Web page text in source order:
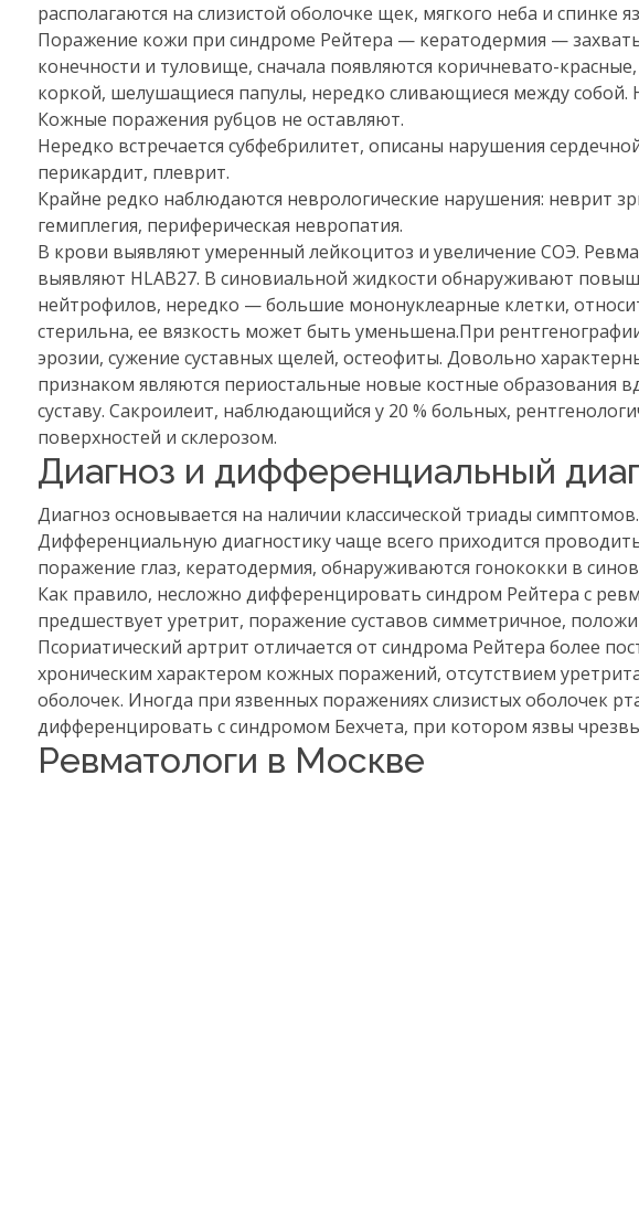
располагаются на слизистой оболочке щек, мягкого неба и спинке
Поражение кожи при синдроме Рейтера — кератодермия —
конечности и туловище, сначала появляются коричневато-
коркой, шелушащиеся папулы, нередко сливающиеся между
Кожные поражения рубцов не оставляют.
Нередко встречается субфебрилитет, описаны нарушения
перикардит, плеврит.
Крайне редко наблюдаются неврологические нарушения: неврит
гемиплегия, периферическая невропатия.
В крови выявляют умеренный лейкоцитоз и увеличение СОЭ.
выявляют HLAB27. В синовиальной жидкости обнаруживают
нейтрофилов, нередко — большие мононуклеарные клетки,
стерильна, ее вязкость может быть уменьшена.При
эрозии, сужение суставных щелей, остеофиты. Довольно
признаком являются периостальные новые костные
суставу. Сакроилеит, наблюдающийся у 20 % больных,
поверхностей и склерозом.
Диагноз и дифференциальный
Диагноз основывается на наличии классической триады симптомов.
Дифференциальную диагностику чаще всего приходится
поражение глаз, кератодермия, обнаруживаются гонококки в
Как правило, несложно дифференцировать синдром Рейтера с
предшествует уретрит, поражение суставов симметричное,
Псориатический артрит отличается от синдрома Рейтера более
хроническим характером кожных поражений, отсутствием
оболочек. Иногда при язвенных поражениях слизистых оболочек
дифференцировать с синдромом Бехчета, при котором язвы
Ревматологи в Москве